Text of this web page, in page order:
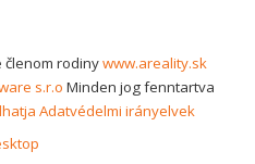
členom rodinywww.areality.sk
s.r.o Minden jog fenntartva
Adatvédelmi irányelvek